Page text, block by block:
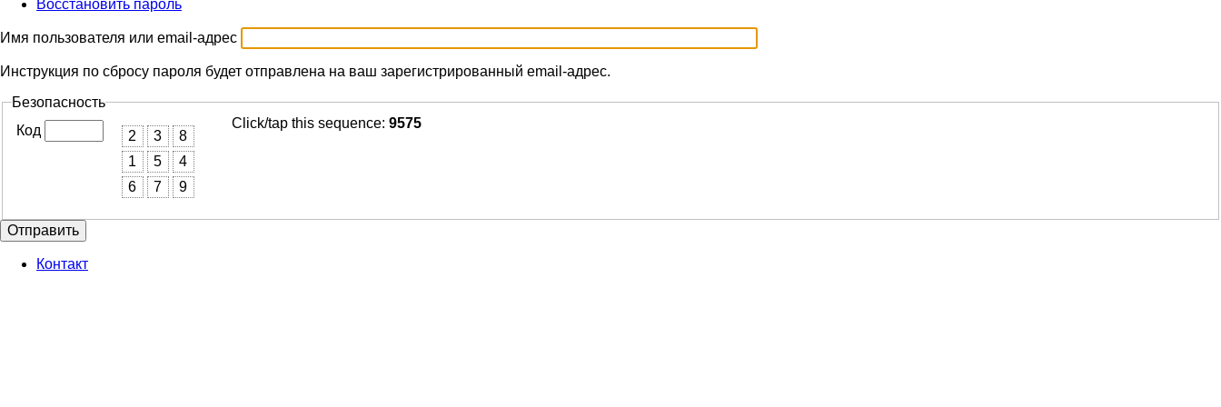
Главные
вкладки
Восстановить пароль
Имя пользователя или email-адрес
Инструкция по сбросу пароля будет отправлена на ваш зарегистрированный email-адрес.
Безопасность
Код
2 3
8
1
5
4
6
7 9
Click/tap this sequence: 9575
Контакт